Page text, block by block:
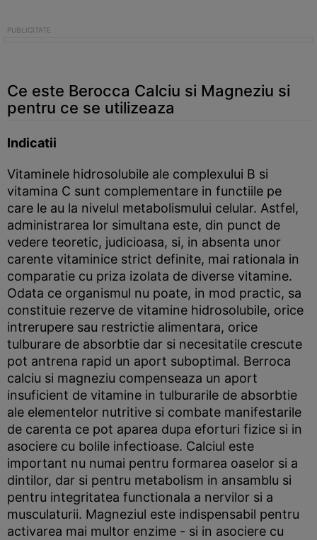
Ce este Berocca Calciu si Magneziu si
pentru ce se utilizeaza
Indicatii
Vitaminele hidrosolubile ale complexului B si
vitamina C sunt complementare in functiile pe
care le au la nivelul metabolismului celular. Astfel,
administrarea lor simultana este, din punct de
vedere teoretic, judicioasa, si, in absenta unor
carente vitaminice strict definite, mai rationala in
comparatie cu priza izolata de diverse vitamine.
Odata ce organismul nu poate, in mod practic, sa
constituie rezerve de vitamine hidrosolubile, orice
intrerupere sau restrictie alimentara, orice
tulburare de absorbtie dar si necesitatile crescute
pot antrena rapid un aport suboptimal. Berroca
calciu si magneziu compenseaza un aport
insuficient de vitamine in tulburarile de absorbtie
ale elementelor nutritive si combate manifestarile
de carenta ce pot aparea dupa eforturi fizice si in
asociere cu bolile infectioase. Calciul este
important nu numai pentru formarea oaselor si a
dintilor, dar si pentru metabolism in ansamblu si
pentru integritatea functionala a nervilor si a
musculaturii. Magneziul este indispensabil pentru
activarea mai multor enzime - si in asociere cu